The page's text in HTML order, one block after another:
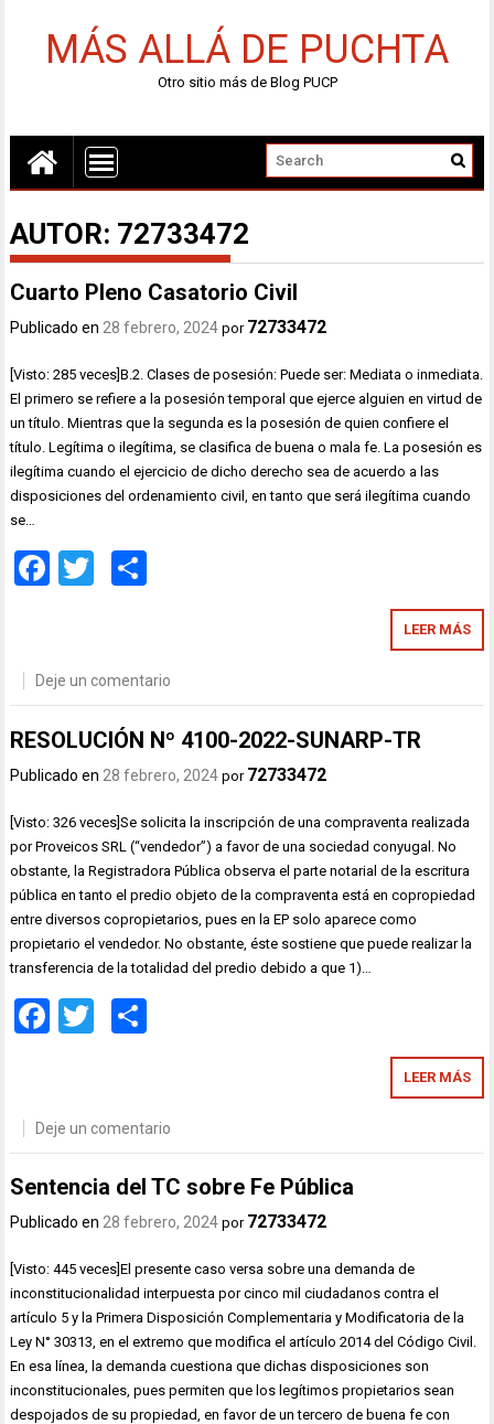
MÁS ALLÁ DE PUCHTA
Otro sitio más de Blog PUCP
AUTOR: 72733472
Cuarto Pleno Casatorio Civil
Publicado en 28 febrero, 2024 por 72733472
[Visto: 285 veces]B.2. Clases de posesión: Puede ser: Mediata o inmediata.
El primero se refiere a la posesión temporal que ejerce alguien en virtud de
un título. Mientras que la segunda es la posesión de quien confiere el
título. Legítima o ilegítima, se clasifica de buena o mala fe. La posesión es
ilegítima cuando el ejercicio de dicho derecho sea de acuerdo a las
disposiciones del ordenamiento civil, en tanto que será ilegítima cuando
se…
Facebook
Twitter
LEER MÁS
Deje un comentario
RESOLUCIÓN Nº 4100-2022-SUNARP-TR
Publicado en 28 febrero, 2024 por 72733472
[Visto: 326 veces]Se solicita la inscripción de una compraventa realizada
por Proveicos SRL (“vendedor”) a favor de una sociedad conyugal. No
obstante, la Registradora Pública observa el parte notarial de la escritura
pública en tanto el predio objeto de la compraventa está en copropiedad
entre diversos copropietarios, pues en la EP solo aparece como
propietario el vendedor. No obstante, éste sostiene que puede realizar la
transferencia de la totalidad del predio debido a que 1)…
Facebook
Twitter
LEER MÁS
Deje un comentario
Sentencia del TC sobre Fe Pública
Publicado en 28 febrero, 2024 por 72733472
[Visto: 445 veces]El presente caso versa sobre una demanda de
inconstitucionalidad interpuesta por cinco mil ciudadanos contra el
artículo 5 y la Primera Disposición Complementaria y Modificatoria de la
Ley N° 30313, en el extremo que modifica el artículo 2014 del Código Civil.
En esa línea, la demanda cuestiona que dichas disposiciones son
inconstitucionales, pues permiten que los legítimos propietarios sean
despojados de su propiedad, en favor de un tercero de buena fe con